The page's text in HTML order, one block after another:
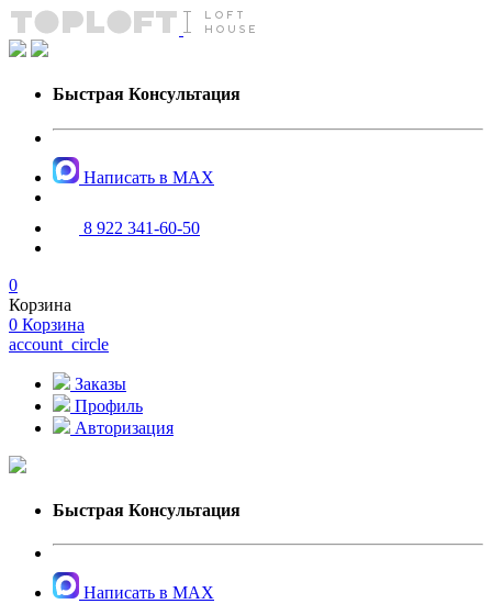
Быстрая Консультация
Написать в MAX
8 922 341-60-50
0
Корзина
0 Корзина
account_circle
Заказы
Профиль
Авторизация
Быстрая Консультация
Написать в MAX